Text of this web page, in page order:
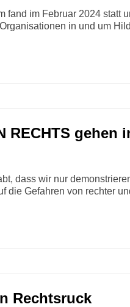
fand im Februar 2024 statt
in und um
RECHTS gehen
dass wir nur
die Gefahren von rechter
Rechtsruck